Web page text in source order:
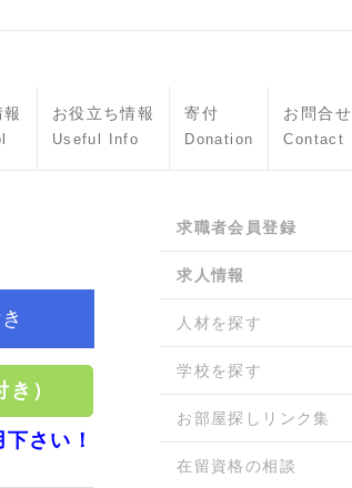
お役立ち情報
Useful Info
寄付
Donation
お問合せ
Contact
）
さい！
求職者会員登録
求人情報
人材を探す
学校を探す
お部屋探しリンク集
在留資格の相談